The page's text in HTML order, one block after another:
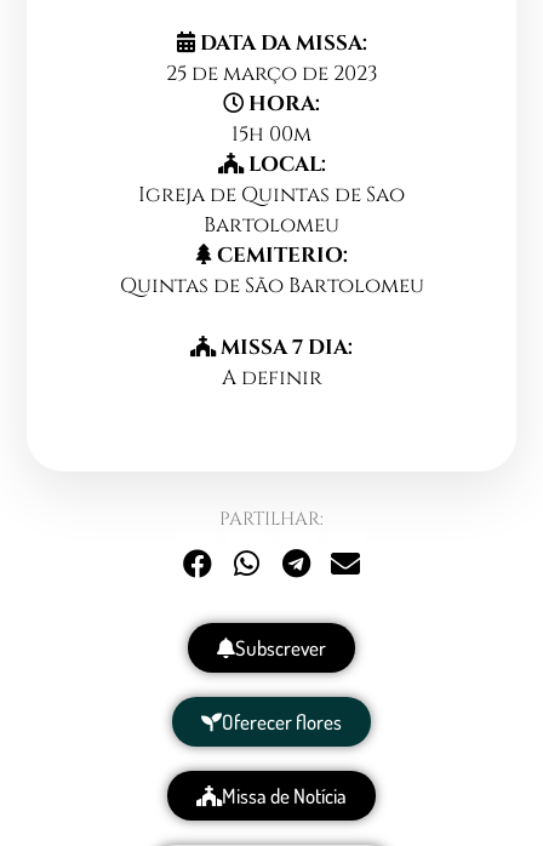
DATA DA MISSA:
25 de março de 2023
HORA:
15h 00m
LOCAL:
Igreja de Quintas de Sao
Bartolomeu
CEMITERIO:
Quintas de São Bartolomeu
MISSA 7 DIA:
A definir
PARTILHAR:
Subscrever
Oferecer flores
Missa de Notícia